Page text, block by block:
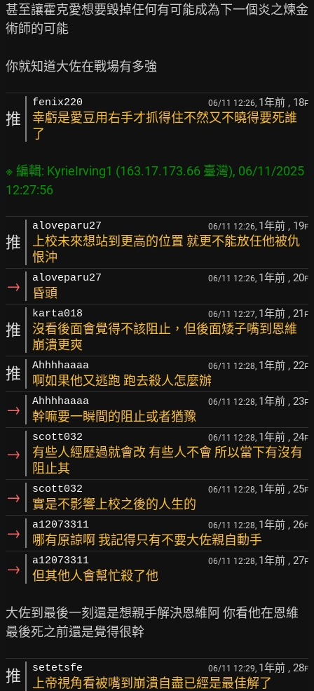
甚至讓霍克愛想要毀掉任何有可能成為下一個炎之煉金
術師的可能
推
fenix220 06/11 12:26, 1年前 , 18F
幸虧是愛豆用右手才抓得住不然又不曉得要死誰
了
※ 編輯: KyrieIrving1 (163.17.173.66 臺灣), 06/11/2025
推
aloveparu27 06/11 12:26, 1年前 , 19F
上校未來想站到更高的位置 就更不能放任他被仇
恨沖
→ aloveparu27 06/11 12:26, 1年前 , 20F
昏頭
推
karta018 06/11 12:27, 1年前 , 21 F
沒看後面會覺得不該阻止，但後面矮子嘴到恩維
崩潰更爽
推 Ahhhhaaaa 06/11 12:28, 1年前 , 22F
啊如果他又逃跑 跑去殺人怎麼辦
→ Ahhhhaaaa 06/11 12:28, 1年前 , 23F
幹嘛要一瞬間的阻止或者猶豫
→
scott032 06/11 12:28, 1年前 , 24F
有些人經歷過就會改 有些人不會 所以當下有沒有
阻止其
→ scott032 06/11 12:28, 1年前 , 25F
實是不影響上校之後的人生的
→ a12073311 06/11 12:28, 1年前 , 26F
哪有原諒啊 我記得只有不要大佐親自動手
→ a12073311 06/11 12:28, 1年前 , 27F
但其他人會幫忙殺了他
大佐到最後一刻還是想親手解決恩維阿 你看他在恩維
推 setetsfe 06/11 12:29, 1年前 , 28F
上帝視角看被嘴到崩潰自盡已經是最佳解了